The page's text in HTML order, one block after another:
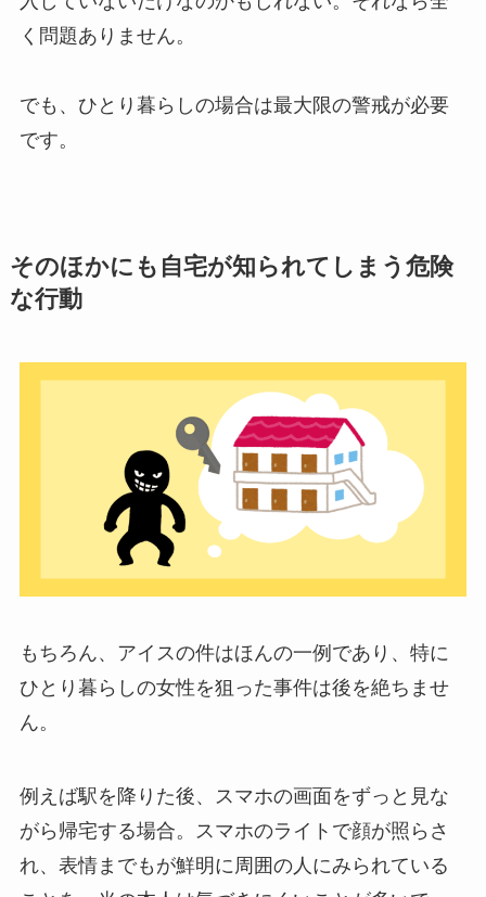
く問題ありません。
でも、ひとり暮らしの場合は最大限の警戒が必要
です。
そのほかにも自宅が知られてしまう危険
な行動
もちろん、アイスの件はほんの一例であり、特に
ひとり暮らしの女性を狙った事件は後を絶ちませ
ん。
例えば駅を降りた後、スマホの画面をずっと見な
がら帰宅する場合。スマホのライトで顔が照らさ
れ、表情までもが鮮明に周囲の人にみられている